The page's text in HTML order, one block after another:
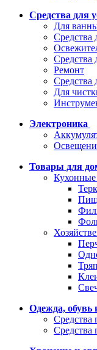
Средства для
Для
Средства
Средства
Ремонт
Средства
Для
Электроника
Товары для
Кухонные
Одежда, обувь
Средства
Средства